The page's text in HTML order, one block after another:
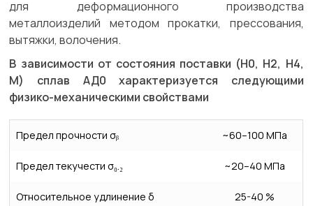
для деформационного производства
металлоизделий методом прокатки, прессования,
вытяжки, волочения.
В зависимости от состояния поставки (Н0, Н2, Н4,
М) сплав АД0 характеризуется следующими
физико-механическими свойствами
Предел прочности σᵦ ~60–100 МПа
Предел текучести σ₀.₂ ~20–40 МПа
Относительное удлинение δ 25-40 %